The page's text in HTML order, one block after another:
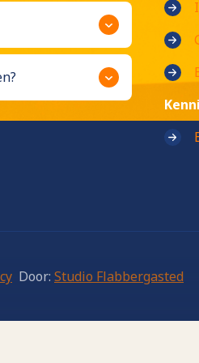
VHS
Door: Studio Flabbergasted